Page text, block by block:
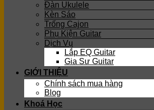
Đàn Ukulele
Kèn Sáo
Trống Cajon
Phụ Kiện Guitar
Dịch Vụ
Lắp EQ Guitar
Gia Sư Guitar
GIỚI THIỆU
Chính sách mua hàng
Blog
Khoá Học